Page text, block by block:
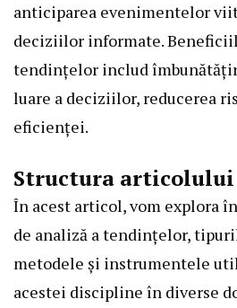
anticiparea evenimentelor
deciziilor informate.
tendințelor includ
luare a deciziilor, reducerea
eficienței.
Structura articolului
În acest articol, vom explora
de analiză a tendințelor,
metodele și instrumentele
acestei discipline în diverse